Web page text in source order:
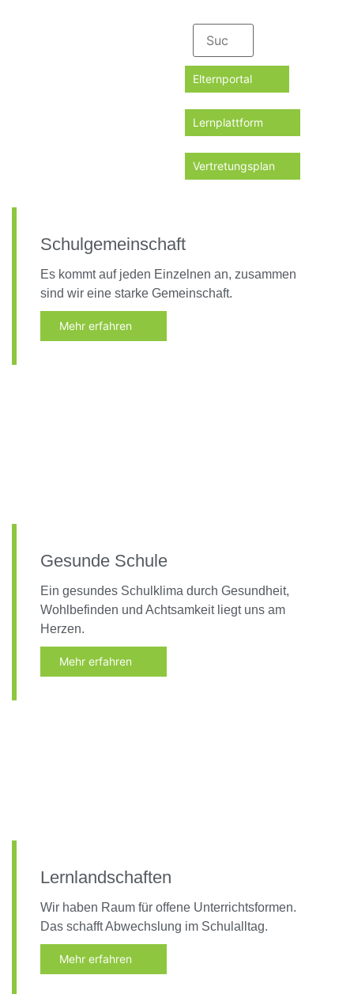
Elternportal
Lernplattform
Vertretungsplan
Schulgemeinschaft
Es kommt auf jeden Einzelnen an, zusammen
sind wir eine starke Gemeinschaft.
Mehr erfahren
Gesunde Schule
Ein gesundes Schulklima durch Gesundheit,
Wohlbefinden und Achtsamkeit liegt uns am
Herzen.
Mehr erfahren
Lernlandschaften
Wir haben Raum für offene Unterrichtsformen.
Das schafft Abwechslung im Schulalltag.
Mehr erfahren